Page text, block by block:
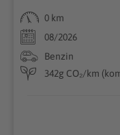
0 km
08/2026
Benzin
342g CO₂/km